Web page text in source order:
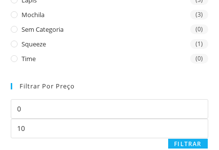
Mochila (3)
Sem Categoria (0)
Squeeze (1)
Time (0)
Filtrar Por Preço
FILTRAR